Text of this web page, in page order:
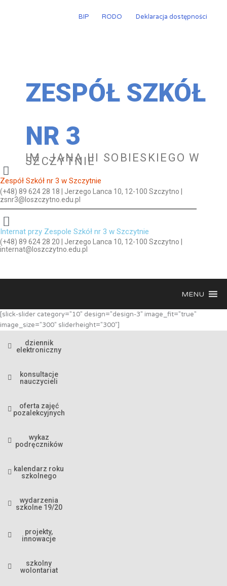
BIP RODO Deklaracja dostępności
ZESPÓŁ SZKÓŁ
NR 3
IM. JANA III SOBIESKIEGO W
SZCZYTNIE
Zespół Szkół nr 3 w Szczytnie
(+48) 89 624 28 18 | Jerzego Lanca 10, 12-100 Szczytno |
zsnr3@loszczytno.edu.pl
Internat przy Zespole Szkół nr 3 w Szczytnie
(+48) 89 624 28 20 | Jerzego Lanca 10, 12-100 Szczytno |
internat@loszczytno.edu.pl
MENU
[slick-slider category="10" design="design-3" image_fit="true"
image_size="300" sliderheight="300"]
dziennik
elektroniczny
konsultacje
nauczycieli
oferta zajęć
pozalekcyjnych
wykaz
podręczników
kalendarz roku
szkolnego
wydarzenia
szkolne 19/20
projekty,
innowacje
szkolny
wolontariat